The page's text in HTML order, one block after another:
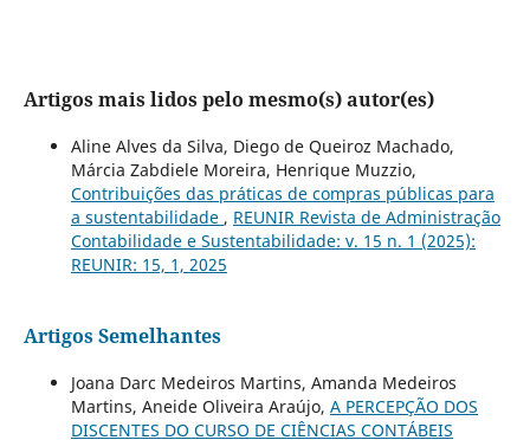
Artigos mais lidos pelo mesmo(s) autor(es)
Aline Alves da Silva, Diego de Queiroz Machado,
Márcia Zabdiele Moreira, Henrique Muzzio,
Contribuições das práticas de compras públicas para
a sustentabilidade , REUNIR Revista de Administração
Contabilidade e Sustentabilidade: v. 15 n. 1 (2025):
REUNIR: 15, 1, 2025
Artigos Semelhantes
Joana Darc Medeiros Martins, Amanda Medeiros
Martins, Aneide Oliveira Araújo, A PERCEPÇÃO DOS
DISCENTES DO CURSO DE CIÊNCIAS CONTÁBEIS